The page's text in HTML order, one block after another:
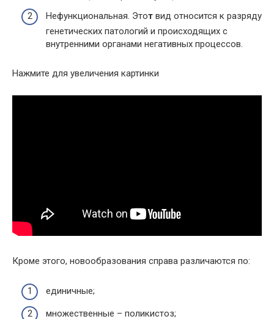
Нефункциональная. Этот вид относится к разряду
генетических патологий и происходящих с
внутренними органами негативных процессов.
Нажмите для увеличения картинки
Кроме этого, новообразования справа различаются по:
единичные;
множественные – поликистоз;